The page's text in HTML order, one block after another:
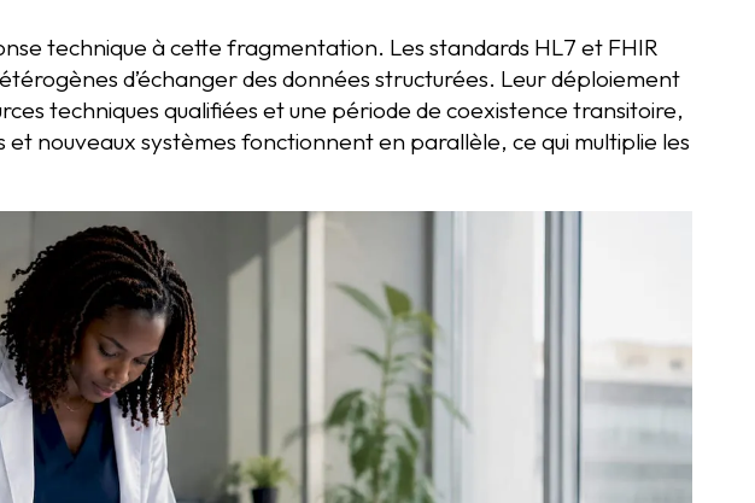
technique à cette fragmentation. Les standards HL7 et FHIR
d’échanger des données structurées. Leur déploiement
techniques qualifiées et une période de coexistence transitoire,
et nouveaux systèmes fonctionnent en parallèle, ce qui multiplie les